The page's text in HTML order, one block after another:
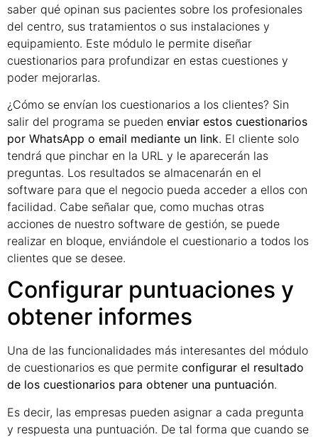
saber qué opinan sus pacientes sobre los profesionales
del centro, sus tratamientos o sus instalaciones y
equipamiento. Este módulo le permite diseñar
cuestionarios para profundizar en estas cuestiones y
poder mejorarlas.
¿Cómo se envían los cuestionarios a los clientes? Sin
salir del programa se pueden enviar estos cuestionarios
por WhatsApp o email mediante un link. El cliente solo
tendrá que pinchar en la URL y le aparecerán las
preguntas. Los resultados se almacenarán en el
software para que el negocio pueda acceder a ellos con
facilidad. Cabe señalar que, como muchas otras
acciones de nuestro software de gestión, se puede
realizar en bloque, enviándole el cuestionario a todos los
clientes que se desee.
Configurar puntuaciones y
obtener informes
Una de las funcionalidades más interesantes del módulo
de cuestionarios es que permite configurar el resultado
de los cuestionarios para obtener una puntuación.
Es decir, las empresas pueden asignar a cada pregunta
y respuesta una puntuación. De tal forma que cuando se